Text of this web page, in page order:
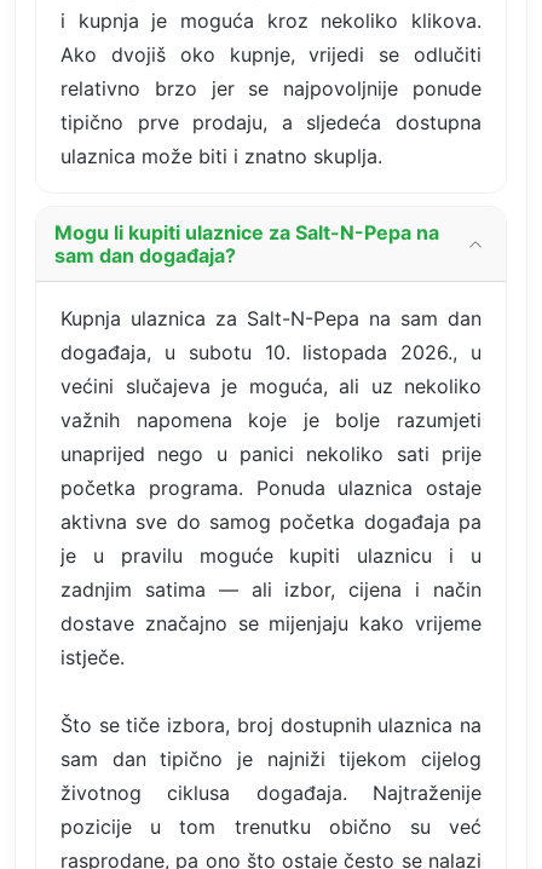
i kupnja je moguća kroz nekoliko klikova.
Ako dvojiš oko kupnje, vrijedi se odlučiti
relativno brzo jer se najpovoljnije ponude
tipično prve prodaju, a sljedeća dostupna
ulaznica može biti i znatno skuplja.
Mogu li kupiti ulaznice za Salt-N-Pepa na
sam dan događaja?
Kupnja ulaznica za Salt-N-Pepa na sam dan
događaja, u subotu 10. listopada 2026., u
većini slučajeva je moguća, ali uz nekoliko
važnih napomena koje je bolje razumjeti
unaprijed nego u panici nekoliko sati prije
početka programa. Ponuda ulaznica ostaje
aktivna sve do samog početka događaja pa
je u pravilu moguće kupiti ulaznicu i u
zadnjim satima — ali izbor, cijena i način
dostave značajno se mijenjaju kako vrijeme
istječe.
Što se tiče izbora, broj dostupnih ulaznica na
sam dan tipično je najniži tijekom cijelog
životnog ciklusa događaja. Najtraženije
pozicije u tom trenutku obično su već
rasprodane, pa ono što ostaje često se nalazi